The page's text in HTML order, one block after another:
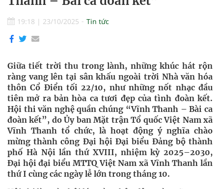
19:18 | 23/10/2025 Tin tức
Giữa tiết trời thu trong lành, những khúc hát rộn
ràng vang lên tại sân khấu ngoài trời Nhà văn hóa
thôn Cổ Điển tối 22/10, như những nốt nhạc đầu
tiên mở ra bản hòa ca tươi đẹp của tình đoàn kết.
Hội thi văn nghệ quần chúng “Vĩnh Thanh – Bài ca
đoàn kết”, do Ủy ban Mặt trận Tổ quốc Việt Nam xã
Vĩnh Thanh tổ chức, là hoạt động ý nghĩa chào
mừng thành công Đại hội Đại biểu Đảng bộ thành
phố Hà Nội lần thứ XVIII, nhiệm kỳ 2025–2030,
Đại hội đại biểu MTTQ Việt Nam xã Vĩnh Thanh lần
thứ I cùng các ngày lễ lớn trong tháng 10.